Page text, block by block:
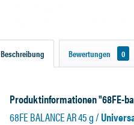
Beschreibung Bewertungen 0
Produktinformationen "68FE-
68FE BALANCE AR 45 g /